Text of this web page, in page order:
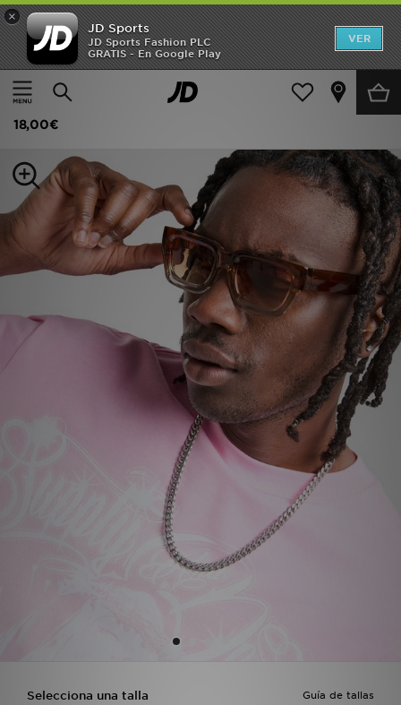
×
JD Sports
JD Sports Fashion PLC
GRATIS - En Google Play
VER
Página principal
Mujer Accesorios de mujer Gafas de sol
Supply & Demand Gafas de sol Sydney
18,00€
Guía de tallas
Selecciona una talla
Hombre
Mujer
Accesorios
Estilo
Ver Marcas
Deportes & Fitness
JD Fútbol